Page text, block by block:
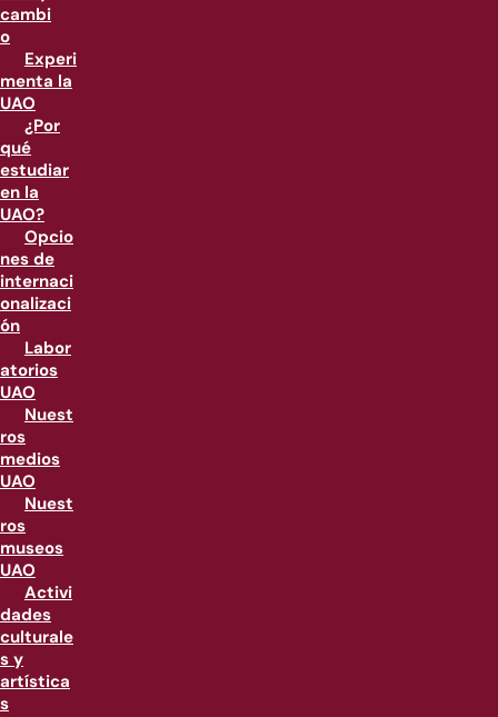
cambi
o
Experi
menta la
UAO
¿Por
qué
estudiar
en la
UAO?
Opcio
nes de
internaci
onalizaci
ón
Labor
atorios
UAO
Nuest
ros
medios
UAO
Nuest
ros
museos
UAO
Activi
dades
culturale
s y
artística
s